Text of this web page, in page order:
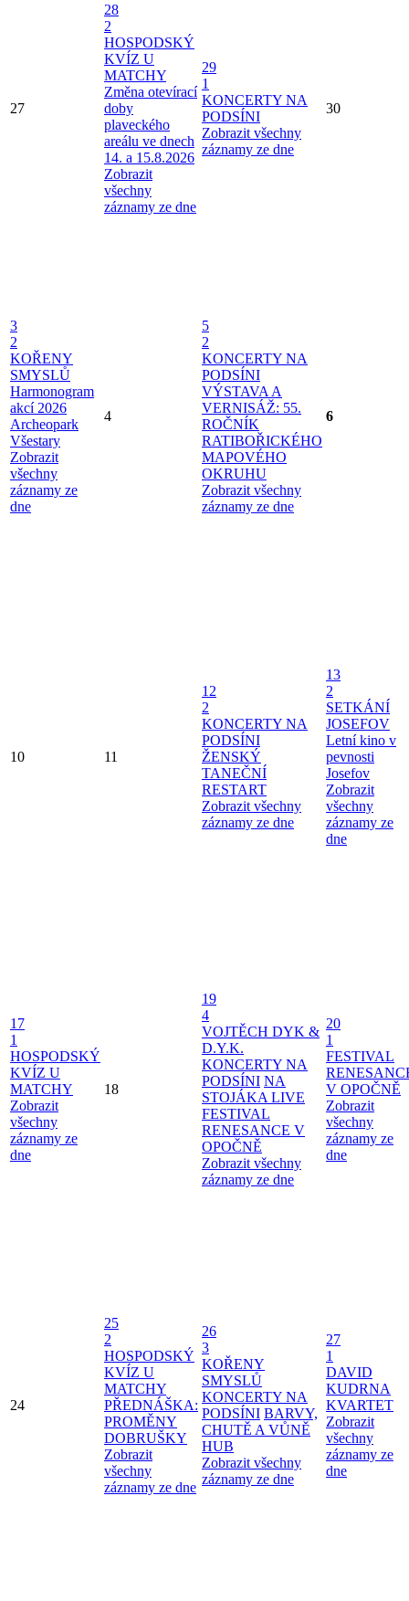
27
28
2
HOSPODSKÝ
KVÍZ U
MATCHY
Změna otevírací
doby
plaveckého
areálu ve dnech
14. a 15.8.2026
Zobrazit
všechny
záznamy ze dne
29
1
KONCERTY NA
PODSÍNI
Zobrazit všechny
záznamy ze dne
30
3
2
KOŘENY
SMYSLŮ
Harmonogram
akcí 2026
Archeopark
Všestary
Zobrazit
všechny
záznamy ze
dne
4
5
2
KONCERTY NA
PODSÍNI
VÝSTAVA A
VERNISÁŽ: 55.
ROČNÍK
RATIBOŘICKÉHO
MAPOVÉHO
OKRUHU
Zobrazit všechny
záznamy ze dne
6
10 11
12
2
KONCERTY NA
PODSÍNI
ŽENSKÝ
TANEČNÍ
RESTART
Zobrazit všechny
záznamy ze dne
13
2
SETKÁNÍ
JOSEFOV
Letní kino v
pevnosti
Josefov
Zobrazit
všechny
záznamy ze
dne
17
1
HOSPODSKÝ
KVÍZ U
MATCHY
Zobrazit
všechny
záznamy ze
dne
18
19
4
VOJTĚCH DYK &
D.Y.K.
KONCERTY NA
PODSÍNI NA
STOJÁKA LIVE
FESTIVAL
RENESANCE V
OPOČNĚ
Zobrazit všechny
záznamy ze dne
20
1
FESTIVAL
V OPOČNĚ
Zobrazit
všechny
záznamy ze
dne
24
25
2
HOSPODSKÝ
KVÍZ U
MATCHY
PŘEDNÁŠKA:
PROMĚNY
DOBRUŠKY
Zobrazit
všechny
záznamy ze dne
26
3
KOŘENY
SMYSLŮ
KONCERTY NA
PODSÍNI BARVY,
CHUTĚ A VŮNĚ
HUB
Zobrazit všechny
záznamy ze dne
27
1
DAVID
KUDRNA
KVARTET
Zobrazit
všechny
záznamy ze
dne